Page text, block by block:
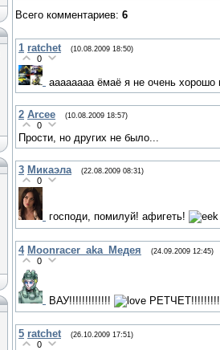
Всего комментариев: 6
1 ratchet (10.08.2009 18:50)
0
аааааааа ёмаё я не очень хорошо
2 Arcee (10.08.2009 18:57)
0
Прости, но других не было...
3 Микаэла (22.08.2009 08:31)
0
господи, помилуй! афигеть!
4 Moonracer_aka_Медея (24.09.2009 12:45)
0
ВАУ!!!!!!!!!!!!!
5 ratchet (26.10.2009 17:51)
0